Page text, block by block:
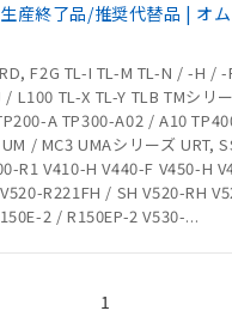
産終了品/推奨代替品 | オ
F2G TL-I TL-M TL-N / -H /
/ L100 TL-X TL-Y TLB TMシリ
A TP300-A02 / A10
/ MC3 UMAシリーズ URT,
R1 V410-H V440-F V450-H
R221FH / SH V520-RH
2 / R150EP-2 V530-...
1